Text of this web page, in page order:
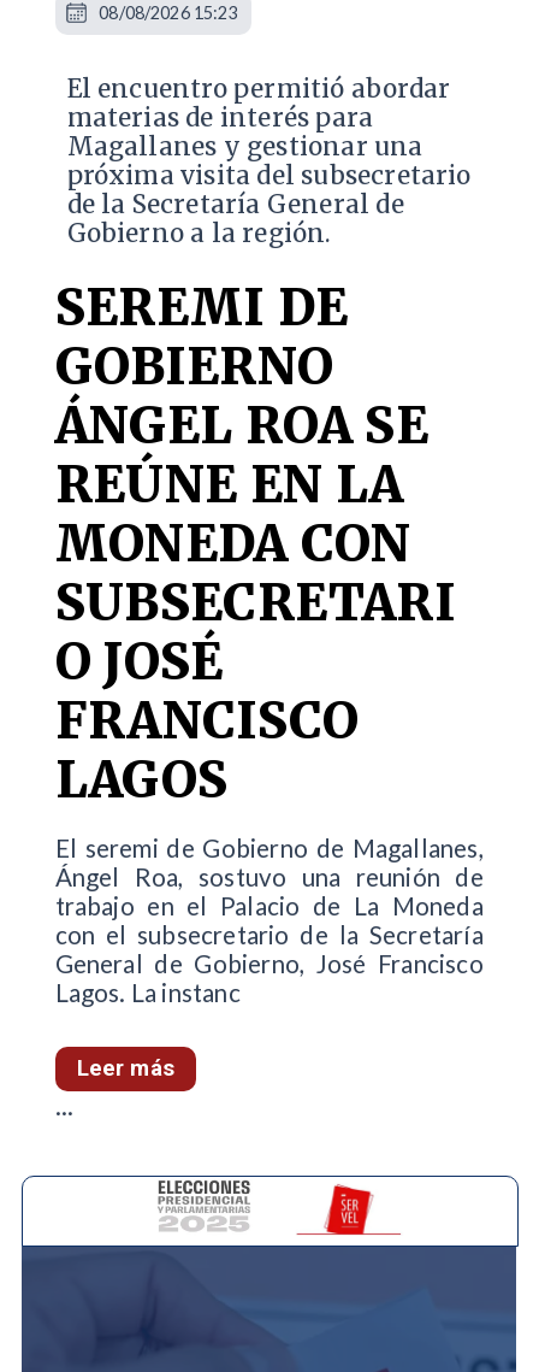
El encuentro permitió abordar
materias de interés para
Magallanes y gestionar una
próxima visita del subsecretario
de la Secretaría General de
Gobierno a la región.
SEREMI DE
GOBIERNO
ÁNGEL ROA SE
REÚNE EN LA
MONEDA CON
SUBSECRETARI
O JOSÉ
FRANCISCO
LAGOS
El seremi de Gobierno de Magallanes,
Ángel Roa, sostuvo una reunión de
trabajo en el Palacio de La Moneda
con el subsecretario de la Secretaría
General de Gobierno, José Francisco
Lagos. La instanc
Leer más
08/08/2026 15:23
...